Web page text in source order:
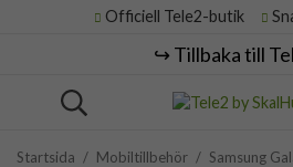
Officiell Tele2-butik
↪️ Tillbaka till
Startsida / Mobiltillbehör / Samsung